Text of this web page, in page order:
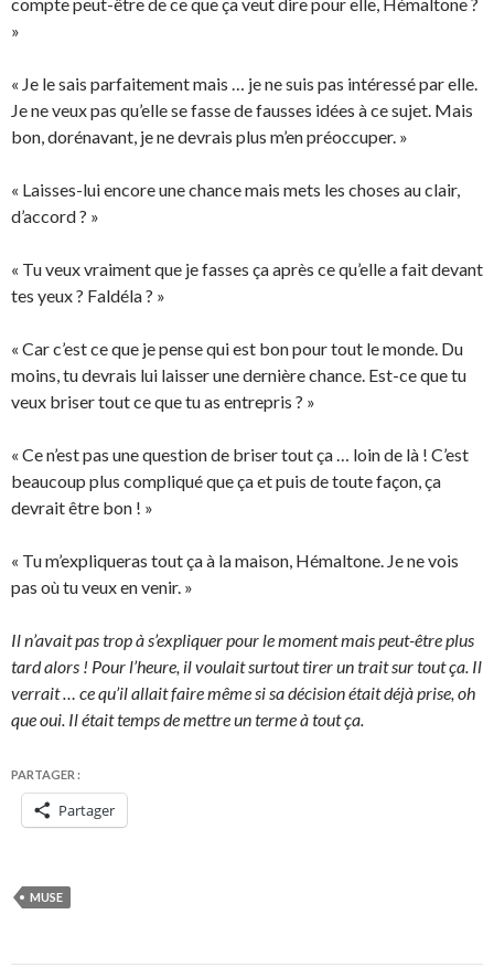
»
« Je le sais parfaitement mais … je ne suis pas intéressé par elle.
Je ne veux pas qu’elle se fasse de fausses idées à ce sujet. Mais
bon, dorénavant, je ne devrais plus m’en préoccuper. »
« Laisses-lui encore une chance mais mets les choses au clair,
d’accord ? »
« Tu veux vraiment que je fasses ça après ce qu’elle a fait devant
tes yeux ? Faldéla ? »
« Car c’est ce que je pense qui est bon pour tout le monde. Du
moins, tu devrais lui laisser une dernière chance. Est-ce que tu
veux briser tout ce que tu as entrepris ? »
« Ce n’est pas une question de briser tout ça … loin de là ! C’est
beaucoup plus compliqué que ça et puis de toute façon, ça
devrait être bon ! »
« Tu m’expliqueras tout ça à la maison, Hémaltone. Je ne vois
pas où tu veux en venir. »
Il n’avait pas trop à s’expliquer pour le moment mais peut-être plus
tard alors ! Pour l’heure, il voulait surtout tirer un trait sur tout ça. Il
verrait … ce qu’il allait faire même si sa décision était déjà prise, oh
que oui. Il était temps de mettre un terme à tout ça.
PARTAGER :
Partager
MUSE